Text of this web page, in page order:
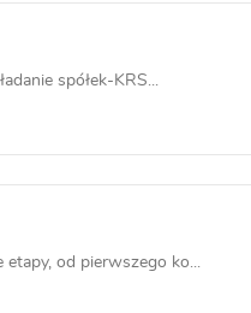
spółek-KRS...
od pierwszego ko...